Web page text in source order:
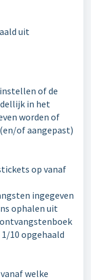
uit
of de
in het
worden of
of aangepast)
op vanaf
ingegeven
ophalen uit
10 opgehaald
welke